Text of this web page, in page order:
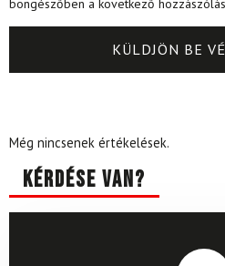
böngészőben a következő
Még nincsenek értékelések.
Kérdése van?